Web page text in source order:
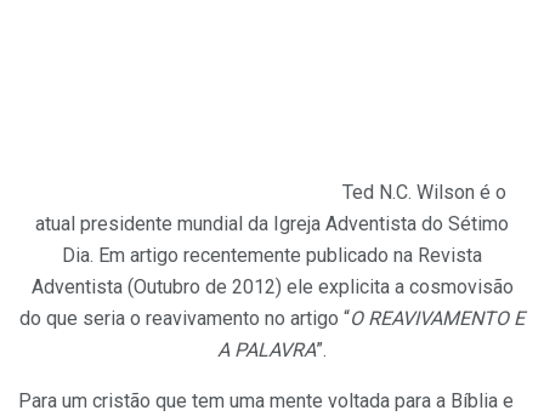
Ted N.C. Wilson é o
atual presidente mundial da Igreja Adventista do Sétimo
Dia. Em artigo recentemente publicado na Revista
Adventista (Outubro de 2012) ele explicita a cosmovisão
do que seria o reavivamento no artigo “O REAVIVAMENTO E
A PALAVRA”.
Para um cristão que tem uma mente voltada para a Bíblia e